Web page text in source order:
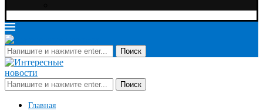
Поиск
Поиск
Главная